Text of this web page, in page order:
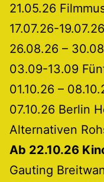
21.05.26
17.07.26-
26.08.26 –
03.09-13.09
01.10.26 –
07.10.26 Berlin
Alternativen
Ab 22.10.26
Gauting